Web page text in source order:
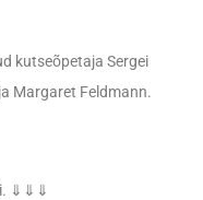
kutseõpetaja Sergei
Margaret Feldmann.
⇓⇓⇓